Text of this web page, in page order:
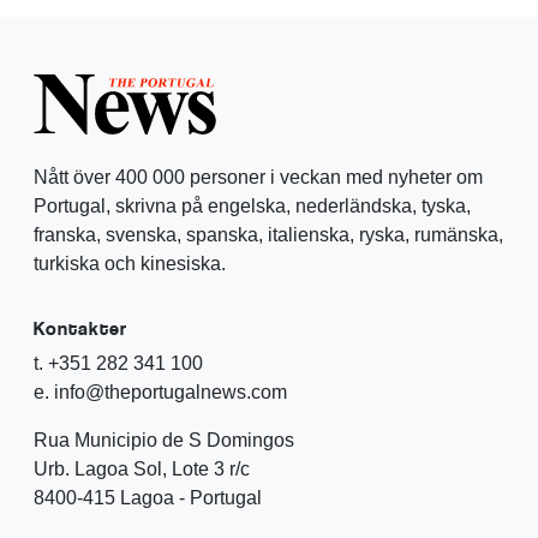
Nått över 400 000 personer i veckan med nyheter om
Portugal, skrivna på engelska, nederländska, tyska,
franska, svenska, spanska, italienska, ryska, rumänska,
turkiska och kinesiska.
Kontakter
t. +351 282 341 100
e. info@theportugalnews.com
Rua Municipio de S Domingos
Urb. Lagoa Sol, Lote 3 r/c
8400-415 Lagoa - Portugal